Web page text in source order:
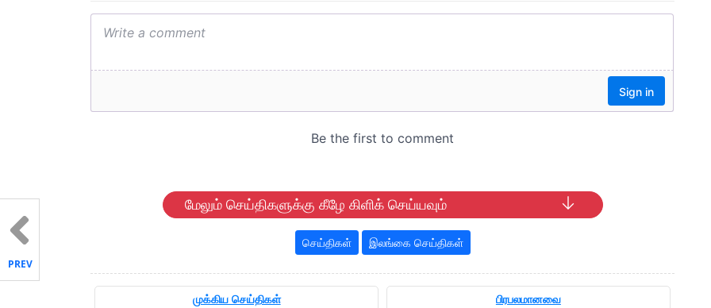
மேலும் செய்திகளுக்கு கீழே கிளிக் செய்யவும்
செய்திகள் இலங்கை செய்திகள்
முக்கிய செய்திகள் பிரபலமானவை
PREV